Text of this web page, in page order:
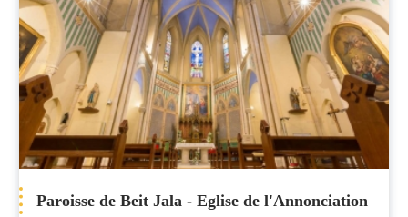
Paroisse de Beit Jala - Eglise de l'Annonciation